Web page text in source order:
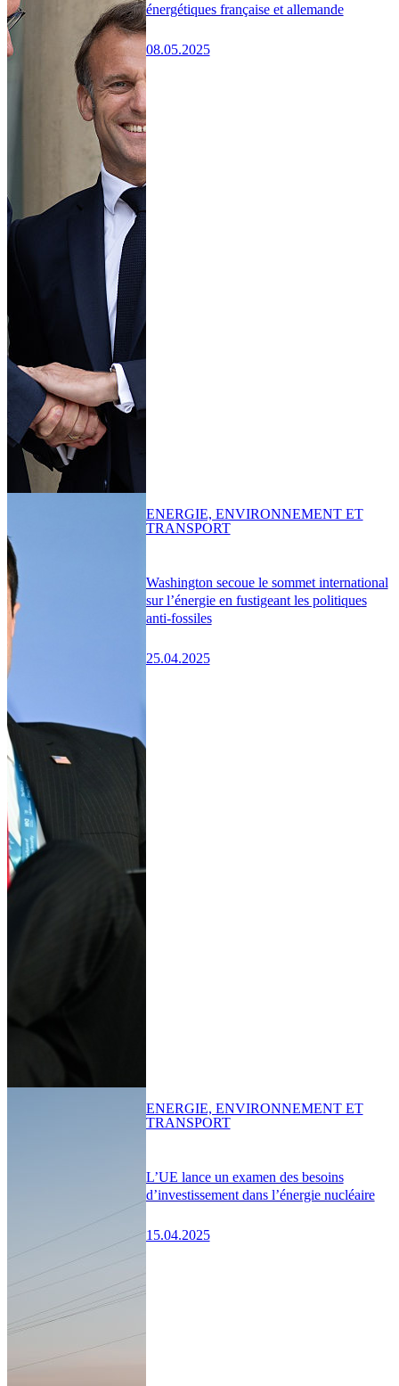
énergétiques française et allemande
08.05.2025
Washington secoue le sommet international
sur l’énergie en fustigeant les politiques
anti-fossiles
25.04.2025
ENERGIE, ENVIRONNEMENT ET
TRANSPORT
L’UE lance un examen des besoins
d’investissement dans l’énergie nucléaire
15.04.2025
ENERGIE, ENVIRONNEMENT ET
TRANSPORT